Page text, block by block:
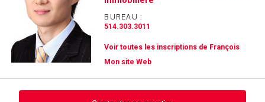
BUREAU :
514.303.3011
Voir toutes les inscriptions de François
Mon site Web